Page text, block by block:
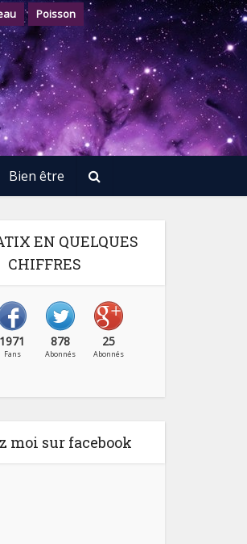
Poisson
Bien être
EN QUELQUES
CHIFFRES
1971
Fans
878
Abonnés
25
Abonnés
moi sur facebook